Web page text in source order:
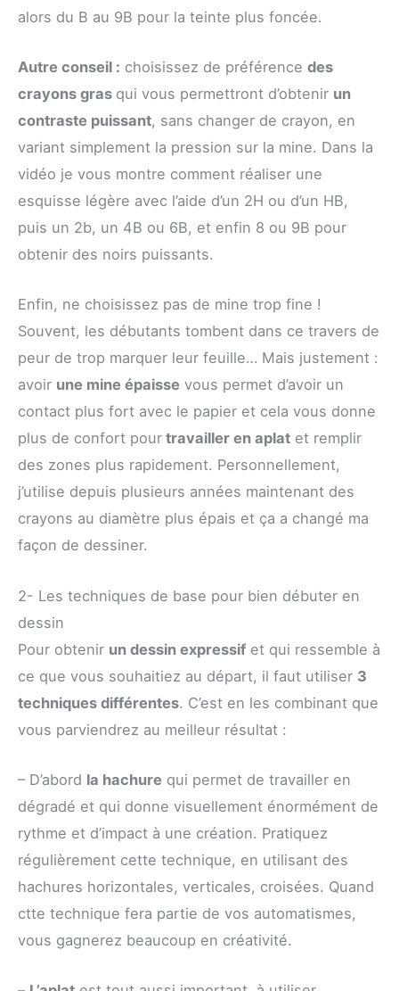
alors du B au 9B pour la teinte plus foncée.
Autre conseil : choisissez de préférence des
crayons gras qui vous permettront d’obtenir un
contraste puissant, sans changer de crayon, en
variant simplement la pression sur la mine. Dans la
vidéo je vous montre comment réaliser une
esquisse légère avec l’aide d’un 2H ou d’un HB,
puis un 2b, un 4B ou 6B, et enfin 8 ou 9B pour
obtenir des noirs puissants.
Enfin, ne choisissez pas de mine trop fine !
Souvent, les débutants tombent dans ce travers de
peur de trop marquer leur feuille… Mais justement :
avoir une mine épaisse vous permet d’avoir un
contact plus fort avec le papier et cela vous donne
plus de confort pour travailler en aplat et remplir
des zones plus rapidement. Personnellement,
j’utilise depuis plusieurs années maintenant des
crayons au diamètre plus épais et ça a changé ma
façon de dessiner.
2- Les techniques de base pour bien débuter en
dessin
Pour obtenir un dessin expressif et qui ressemble à
ce que vous souhaitiez au départ, il faut utiliser 3
techniques différentes. C’est en les combinant que
vous parviendrez au meilleur résultat :
– D’abord la hachure qui permet de travailler en
dégradé et qui donne visuellement énormément de
rythme et d’impact à une création. Pratiquez
régulièrement cette technique, en utilisant des
hachures horizontales, verticales, croisées. Quand
ctte technique fera partie de vos automatismes,
vous gagnerez beaucoup en créativité.